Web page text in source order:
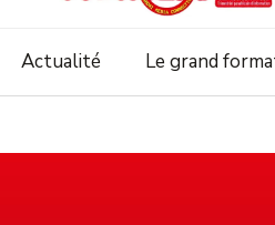
Actualité Le grand